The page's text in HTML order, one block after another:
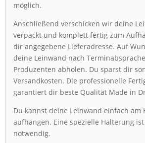
möglich.
Anschließend verschicken wir deine
verpackt und komplett fertig zum
dir angegebene Lieferadresse. Auf
deine Leinwand nach
Produzenten abholen. Du sparst dir
Versandkosten. Die professionelle
garantiert dir beste Qualität Made in
Du kannst deine Leinwand einfach am
aufhängen. Eine spezielle Halterung
notwendig.